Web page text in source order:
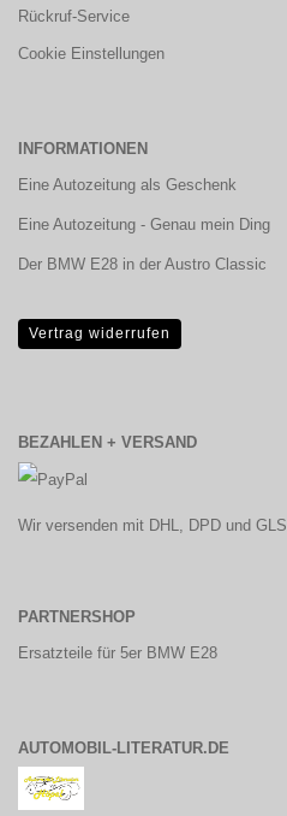
Rückruf-Service
Cookie Einstellungen
INFORMATIONEN
Eine Autozeitung als Geschenk
Eine Autozeitung - Genau mein Ding
Der BMW E28 in der Austro Classic
Vertrag widerrufen
BEZAHLEN + VERSAND
Wir versenden mit DHL, DPD und GLS.
PARTNERSHOP
Ersatzteile für 5er BMW E28
AUTOMOBIL-LITERATUR.DE